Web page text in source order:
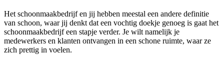
Het schoonmaakbedrijf en jij hebben meestal een andere definitie
van schoon, waar jij denkt dat een vochtig doekje genoeg is gaat het
schoonmaakbedrijf een stapje verder. Je wilt namelijk je
medewerkers en klanten ontvangen in een schone ruimte, waar ze
zich prettig in voelen.